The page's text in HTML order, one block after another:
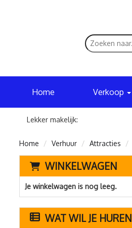
Home Verkoop
Lekker makelijk:
Home Verhuur Attracties
WINKELWAGEN
Je winkelwagen is nog leeg.
WAT WIL JE HUREN